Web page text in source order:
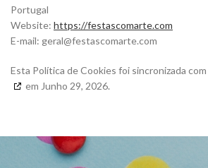
Portugal
Website: https://festascomarte.com
E-mail: geral@festascomarte.com
Esta Política de Cookies foi sincronizada com
em Junho 29, 2026.